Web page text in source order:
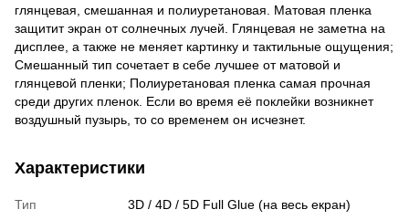
глянцевая, смешанная и полиуретановая. Матовая пленка
защитит экран от солнечных лучей. Глянцевая не заметна на
дисплее, а также не меняет картинку и тактильные ощущения;
Смешанный тип сочетает в себе лучшее от матовой и
глянцевой пленки; Полиуретановая пленка самая прочная
среди других пленок. Если во время её поклейки возникнет
воздушный пузырь, то со временем он исчезнет.
Характеристики
Тип
3D / 4D / 5D Full Glue (на весь екран)